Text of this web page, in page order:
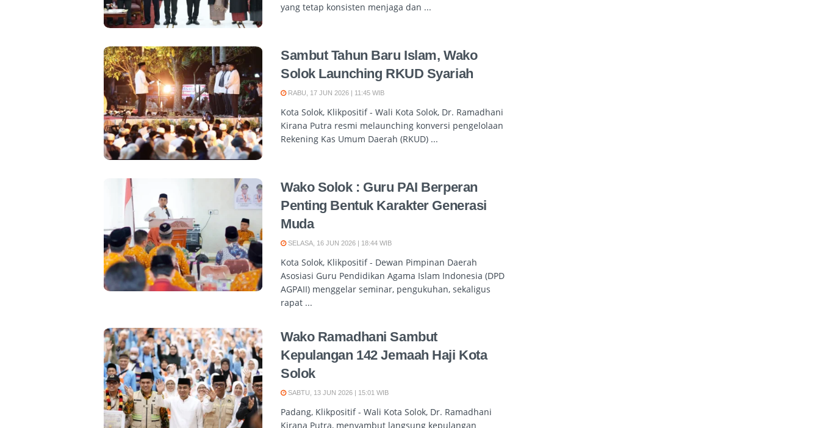
yang tetap konsisten menjaga dan ...
Sambut Tahun Baru Islam, Wako
Solok Launching RKUD Syariah
RABU, 17 JUN 2026 | 11:45 WIB
Kota Solok, Klikpositif - Wali Kota Solok, Dr. Ramadhani
Kirana Putra resmi melaunching konversi pengelolaan
Rekening Kas Umum Daerah (RKUD) ...
Wako Solok : Guru PAI Berperan
Penting Bentuk Karakter Generasi
Muda
SELASA, 16 JUN 2026 | 18:44 WIB
Kota Solok, Klikpositif - Dewan Pimpinan Daerah
Asosiasi Guru Pendidikan Agama Islam Indonesia (DPD
AGPAII) menggelar seminar, pengukuhan, sekaligus
rapat ...
Wako Ramadhani Sambut
Kepulangan 142 Jemaah Haji Kota
Solok
SABTU, 13 JUN 2026 | 15:01 WIB
Padang, Klikpositif - Wali Kota Solok, Dr. Ramadhani
Kirana Putra, menyambut langsung kepulangan